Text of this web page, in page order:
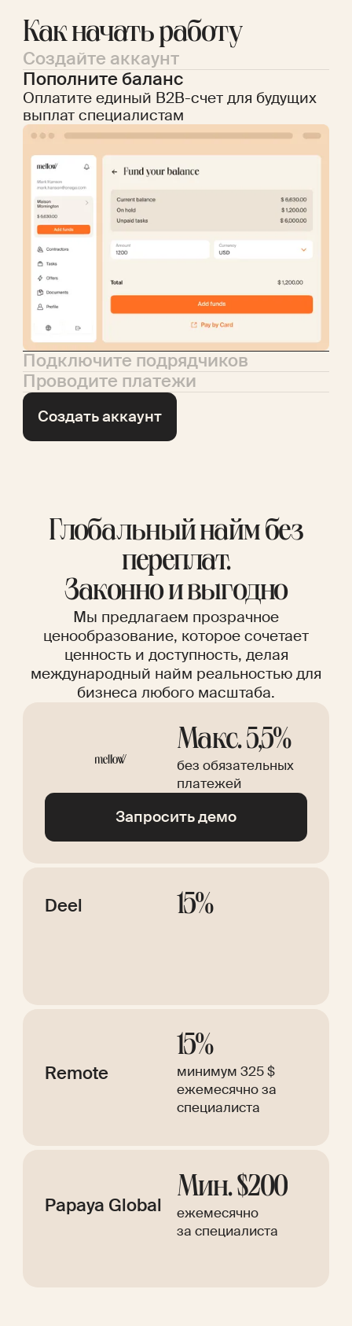
Как начать работу
Создайте аккаунт
Пополните баланс
Оплатите единый B2B-счет для будущих
выплат специалистам
Подключите подрядчиков
Проводите платежи
Создать аккаунт
Глобальный найм без
переплат.
Законно и выгодно
Мы предлагаем прозрачное
ценообразование, которое сочетает
ценность и доступность, делая
международный найм реальностью для
бизнеса любого масштаба.
Макс. 5,5%
без обязательных
платежей
Запросить демо
Deel 15%
Remote
15%
минимум 325 $
ежемесячно за
специалиста
Papaya Global
Мин. $200
ежемесячно
за специалиста